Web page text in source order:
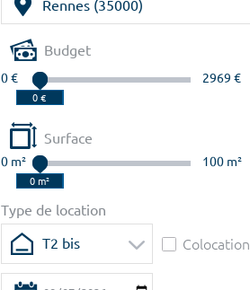
Budget
0 € 2969 €
Surface
0 m² 100 m²
Type de location
T2 bis
Colocation